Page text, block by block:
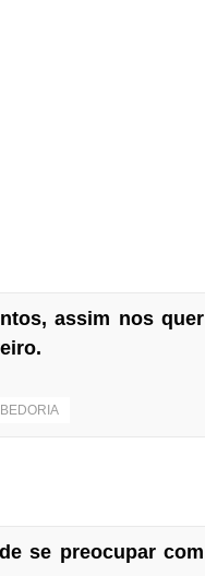
assim nos quer
se preocupar com